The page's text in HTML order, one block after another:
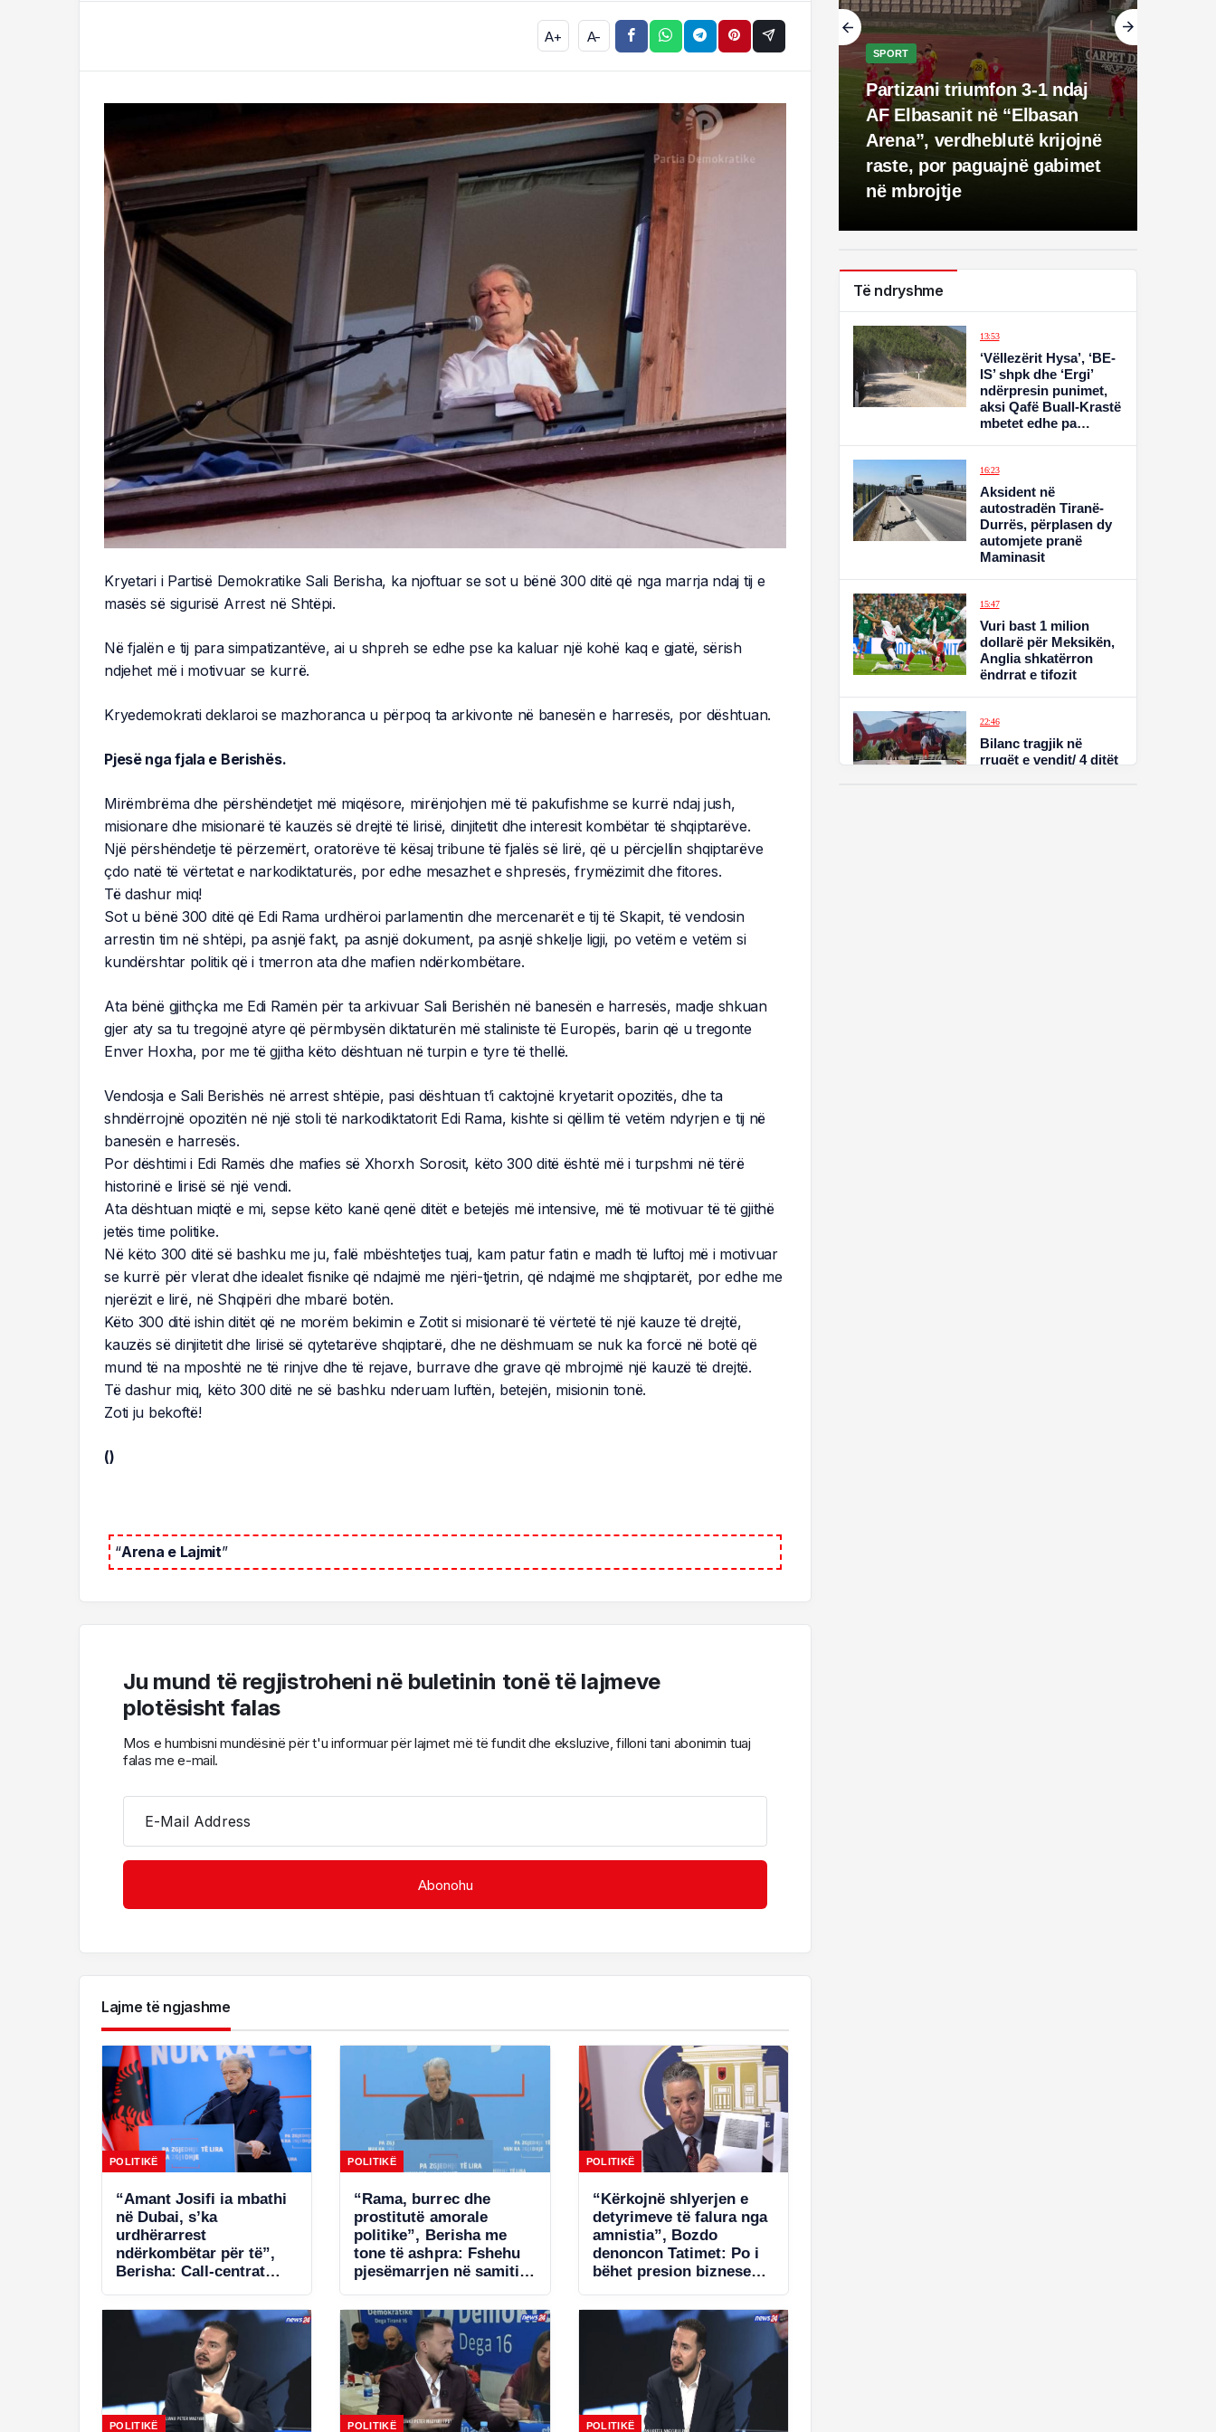
A+ A-
Kryetari i Partisë Demokratike Sali Berisha, ka njoftuar se sot u bënë 300 ditë që nga marrja ndaj tij e
masës së sigurisë Arrest në Shtëpi.
Në fjalën e tij para simpatizantëve, ai u shpreh se edhe pse ka kaluar një kohë kaq e gjatë, sërish
ndjehet më i motivuar se kurrë.
Kryedemokrati deklaroi se mazhoranca u përpoq ta arkivonte në banesën e harresës, por dështuan.
Pjesë nga fjala e Berishës.
Mirëmbrëma dhe përshëndetjet më miqësore, mirënjohjen më të pakufishme se kurrë ndaj jush,
misionare dhe misionarë të kauzës së drejtë të lirisë, dinjitetit dhe interesit kombëtar të shqiptarëve.
Një përshëndetje të përzemërt, oratorëve të kësaj tribune të fjalës së lirë, që u përcjellin shqiptarëve
çdo natë të vërtetat e narkodiktaturës, por edhe mesazhet e shpresës, frymëzimit dhe fitores.
Të dashur miq!
Sot u bënë 300 ditë që Edi Rama urdhëroi parlamentin dhe mercenarët e tij të Skapit, të vendosin
arrestin tim në shtëpi, pa asnjë fakt, pa asnjë dokument, pa asnjë shkelje ligji, po vetëm e vetëm si
kundërshtar politik që i tmerron ata dhe mafien ndërkombëtare.
Ata bënë gjithçka me Edi Ramën për ta arkivuar Sali Berishën në banesën e harresës, madje shkuan
gjer aty sa tu tregojnë atyre që përmbysën diktaturën më staliniste të Europës, barin që u tregonte
Enver Hoxha, por me të gjitha këto dështuan në turpin e tyre të thellë.
Vendosja e Sali Berishës në arrest shtëpie, pasi dështuan t’i caktojnë kryetarit opozitës, dhe ta
shndërrojnë opozitën në një stoli të narkodiktatorit Edi Rama, kishte si qëllim të vetëm ndyrjen e tij në
banesën e harresës.
Por dështimi i Edi Ramës dhe mafies së Xhorxh Sorosit, këto 300 ditë është më i turpshmi në tërë
historinë e lirisë së një vendi.
Ata dështuan miqtë e mi, sepse këto kanë qenë ditët e betejës më intensive, më të motivuar të të gjithë
jetës time politike.
Në këto 300 ditë së bashku me ju, falë mbështetjes tuaj, kam patur fatin e madh të luftoj më i motivuar
se kurrë për vlerat dhe idealet fisnike që ndajmë me njëri-tjetrin, që ndajmë me shqiptarët, por edhe me
njerëzit e lirë, në Shqipëri dhe mbarë botën.
Këto 300 ditë ishin ditët që ne morëm bekimin e Zotit si misionarë të vërtetë të një kauze të drejtë,
kauzës së dinjitetit dhe lirisë së qytetarëve shqiptarë, dhe ne dëshmuam se nuk ka forcë në botë që
mund të na mposhtë ne të rinjve dhe të rejave, burrave dhe grave që mbrojmë një kauzë të drejtë.
Të dashur miq, këto 300 ditë ne së bashku nderuam luftën, betejën, misionin tonë.
Zoti ju bekoftë!
()
“Arena e Lajmit”
Ju mund të regjistroheni në buletinin tonë të lajmeve
plotësisht falas
Mos e humbisni mundësinë për t'u informuar për lajmet më të fundit dhe eksluzive, filloni tani abonimin tuaj
falas me e-mail.
E-Mail Address
Lajme të ngjashme
POLITIKË
“Amant Josifi ia mbathi
në Dubai, s’ka
urdhërarrest
ndërkombëtar për të”,
Berisha: Call-centrat
më kriminal në Shqipëri
POLITIKË
“Rama, burrec dhe
prostitutë amorale
politike”, Berisha me
tone të ashpra: Fshehu
pjesëmarrjen në samitin
POLITIKË
“Kërkojnë shlyerjen e
detyrimeve të falura nga
amnistia”, Bozdo
denoncon Tatimet: Po i
bëhet presion bizneseve.
s’ka miratuar aktet
nënligjore!
POLITIKË POLITIKË POLITIKË
SPORT
Partizani triumfon 3-1 ndaj
AF Elbasanit në “Elbasan
Arena”, verdheblutë krijojnë
raste, por paguajnë gabimet
në mbrojtje
Të ndryshme
13:53
‘Vëllezërit Hysa’, ‘BE-
IS’ shpk dhe ‘Ergi’
ndërpresin punimet,
aksi Qafë Buall-Krastë
mbetet edhe pa
16:23
Aksident në
autostradën Tiranë-
Durrës, përplasen dy
automjete pranë
Maminasit
15:47
Vuri bast 1 milion
dollarë për Meksikën,
Anglia shkatërron
ëndrrat e tifozit
22:46
Bilanc tragjik në
rrugët e vendit/ 4 ditët